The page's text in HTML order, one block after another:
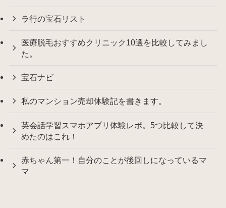
ラ行の宝石リスト
医療脱毛おすすめクリニック10選を比較してみまし
た。
宝石ナビ
私のマンション売却体験記を書きます。
英会話学習スマホアプリ体験レポ。5つ比較して決
めたのはこれ！
赤ちゃん第一！自分のことが後回しになっているマ
マ